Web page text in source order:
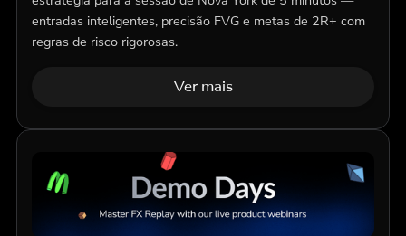
entradas inteligentes, precisão FVG e metas de 2R+ com
regras de risco rigorosas.
Ver mais